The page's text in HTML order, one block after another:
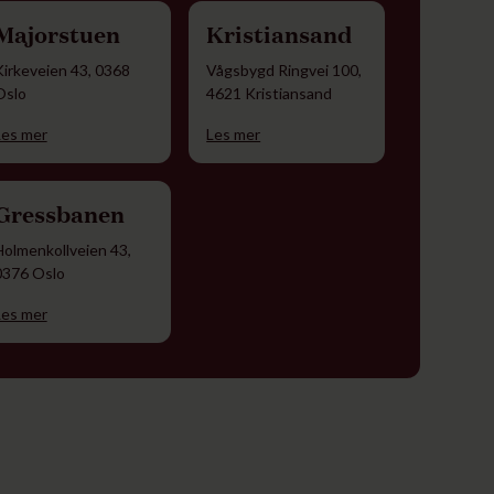
43, 0368
mer
Kristiansand
Vågsbygd Ringvei 100,
4621 Kristiansand
Les mer
43,
Oslo
mer